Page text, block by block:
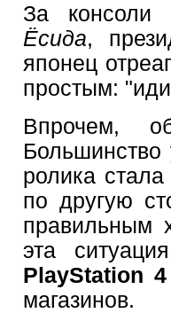
За консоли
Ёсида,
японец
простым:
Впрочем,
Большинство
ролика
по другую
правильным
эта
PlayStation 4
магазинов.